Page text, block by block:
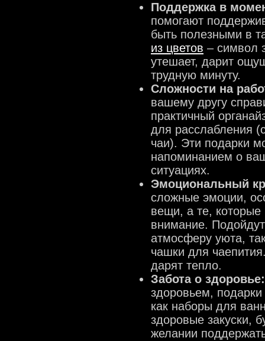
Поддержка в
помогают
быть полезными в
из цветов – символ
утешает, дарит
трудную минуту.
Сложности на
вашему другу
практичный
для расслабления
чаи). Эти подарки
напоминанием о
ситуациях.
Эмоциональный
сложные эмоции,
вещи, а те, которые
внимание.
атмосферу уюта,
чашки для
дарят тепло.
Забота о здоровье:
здоровьем,
как наборы для
здоровые закуски,
желании